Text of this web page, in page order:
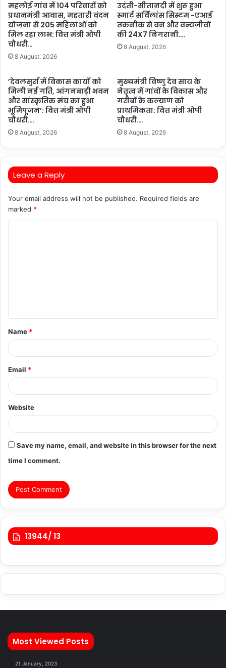
महलोई गांव में 104 परिवारों को
प्रधानमंत्री आवास, महतारी वंदन
योजना से 205 महिलाओं को
मिल रहा लाभ: वित्त मंत्री ओपी
चौधरी…
8 August, 2026
उदंती-सीतानदी में शुरू हुआ
स्मार्ट सर्विलांस सिस्टम -एआई
तकनीक से वन और वन्यजीवों
की 24X7 निगरानी….
8 August, 2026
’देवलसुर्रा में विकास कार्यों को
मिली नई गति, आंगनबाड़ी भवन
और सांस्कृतिक मंच का हुआ
भूमिपूजन’: वित्त मंत्री ओपी
चौधरी….
8 August, 2026
मुख्यमंत्री विष्णु देव साय के
नेतृत्व में गांवों के विकास और
गरीबों के कल्याण को
प्राथमिकता: वित्त मंत्री ओपी
चौधरी….
8 August, 2026
Leave a Reply
Your email address will not be published. Required fields are
marked *
t
*
Name *
Email *
Website
Save my name, email, and website in this browser for the next
time I comment.
13944/ 13
Most Viewed Posts
21 January, 2023